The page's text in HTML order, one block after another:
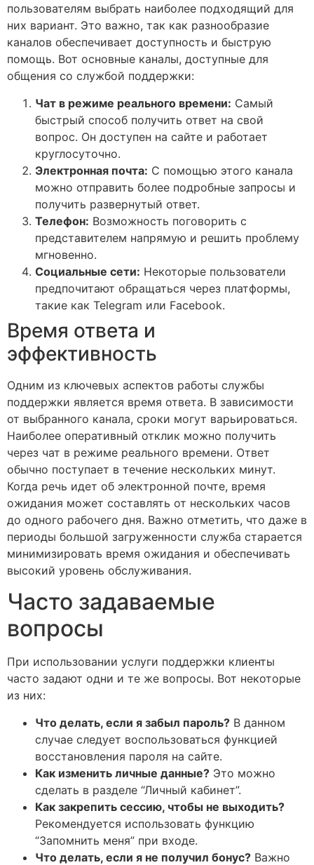
пользователям выбрать наиболее подходящий для
них вариант. Это важно, так как разнообразие
каналов обеспечивает доступность и быструю
помощь. Вот основные каналы, доступные для
общения со службой поддержки:
Чат в режиме реального времени: Самый
быстрый способ получить ответ на свой
вопрос. Он доступен на сайте и работает
круглосуточно.
Электронная почта: С помощью этого канала
можно отправить более подробные запросы и
получить развернутый ответ.
Телефон: Возможность поговорить с
представителем напрямую и решить проблему
мгновенно.
Социальные сети: Некоторые пользователи
предпочитают обращаться через платформы,
такие как Telegram или Facebook.
Время ответа и
эффективность
Одним из ключевых аспектов работы службы
поддержки является время ответа. В зависимости
от выбранного канала, сроки могут варьироваться.
Наиболее оперативный отклик можно получить
через чат в режиме реального времени. Ответ
обычно поступает в течение нескольких минут.
Когда речь идет об электронной почте, время
ожидания может составлять от нескольких часов
до одного рабочего дня. Важно отметить, что даже в
периоды большой загруженности служба старается
минимизировать время ожидания и обеспечивать
высокий уровень обслуживания.
Часто задаваемые
вопросы
При использовании услуги поддержки клиенты
часто задают одни и те же вопросы. Вот некоторые
из них:
Что делать, если я забыл пароль? В данном
случае следует воспользоваться функцией
восстановления пароля на сайте.
Как изменить личные данные? Это можно
сделать в разделе “Личный кабинет”.
Как закрепить сессию, чтобы не выходить?
Рекомендуется использовать функцию
“Запомнить меня” при входе.
Что делать, если я не получил бонус? Важно